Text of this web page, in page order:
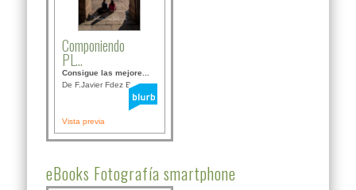
Componiendo
PL...
Consigue las mejore...
De F.Javier Fdez Bor...
Vista previa
eBooks Fotografía smartphone